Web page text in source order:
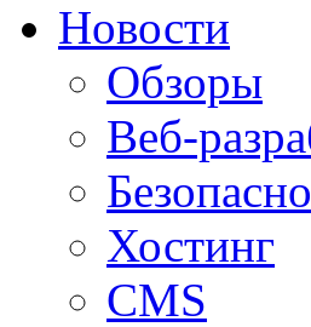
Новости
Обзоры
Веб-
Хостинг
CMS